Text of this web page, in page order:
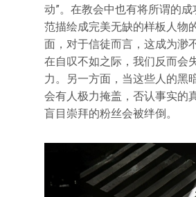
动”。在教会中也有将所谓的
范描绘成完美无缺的样板人物
面，对于信徒而言，这成为渺
在自叹不如之际，我们反而会
力。另一方面，当这些人的黑
会有人极力掩盖，否认事实的
盲目崇拜的粉丝会被绊倒。